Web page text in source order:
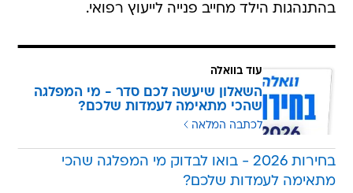
בהתנהגות הילד מחייב פנייה לייעוץ רפואי.
עוד בוואלה
השאלון שיעשה לכם סדר - מי המפלגה
שהכי מתאימה לעמדות שלכם?
לכתבה המלאה
בחירות 2026 - בואו לבדוק מי המפלגה שהכי
מתאימה לעמדות שלכם?